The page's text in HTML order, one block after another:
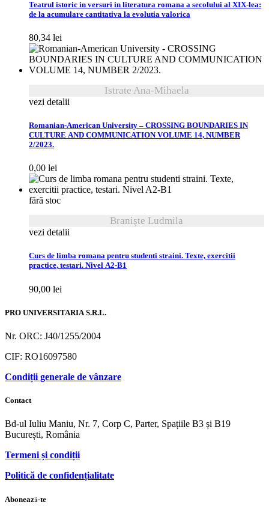
Teatrul istoric in versuri in literatura romana a secolului al XIX-lea:
de la acumulare cantitativa la evolutia valorica
80,34 lei
Istrate Ana-Mihaela
vezi detalii
Romanian-American University – CROSSING BOUNDARIES IN
CULTURE AND COMMUNICATION VOLUME 14, NUMBER
2/2023.
0,00 lei
fără stoc
Branişte Ludmila
vezi detalii
Curs de limba romana pentru studenti straini. Texte, exercitii
practice, testari. Nivel A2-B1
90,00 lei
PRO UNIVERSITARIA S.R.L.
Nr. ORC: J40/1255/2004
CIF: RO16097580
Condiții generale de vânzare
Contact
Bd-ul Iuliu Maniu, Nr. 7, Corp C, Parter, Spațiile B3 și B19
București, România
Termeni și condiții
Politică de confidențialitate
Abonează-te